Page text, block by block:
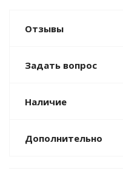
Отзывы
Задать вопрос
Наличие
Дополнительно